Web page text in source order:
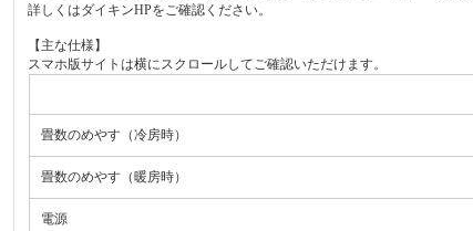
詳しくはダイキンHPをご確認ください。
【主な仕様】
スマホ版サイトは横にスクロールしてご確認いただけます。
畳数のめやす（冷房時）
畳数のめやす（暖房時）
電源